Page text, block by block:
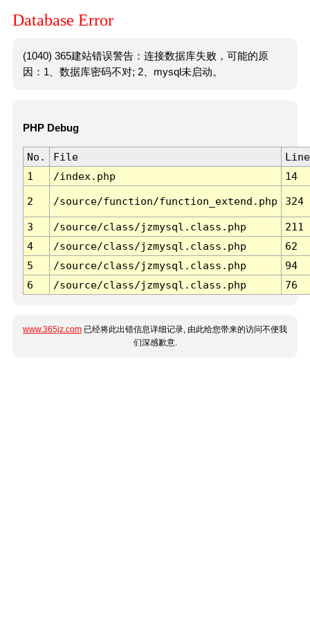
Database Error
(1040) 365建站错误警告：连接数据库失败，可能的原
因：1、数据库密码不对; 2、mysql未启动。
PHP Debug
No. File
Line
1
/index.php 14
2 /source/function/function_extend.php 324
3 /source/class/jzmysql.class.php
211
4
/source/class/jzmysql.class.php
62
5
/source/class/jzmysql.class.php
94
6
/source/class/jzmysql.class.php 76
www.365jz.com 已经将此出错信息详细记录, 由此给您带来的访问不便我
们深感歉意.